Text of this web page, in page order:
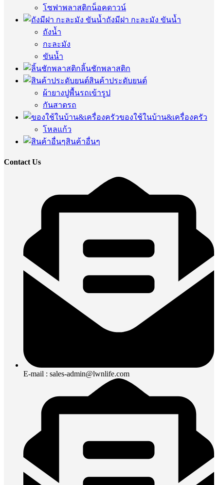
โซฟาพลาสติกน็อคดาวน์
ถังมีฝา กะละมัง ขันน้ำ
ถังน้ำ
กะละมัง
ขันน้ำ
ลิ้นชักพลาสติก
สินค้าประดับยนต์
ผ้ายางปูพื้นรถเข้ารูป
กันสาดรถ
ของใช้ในบ้าน&เครื่องครัว
โหลแก้ว
สินค้าอื่นๆ
Contact Us
E-mail : sales-admin@lwnlife.com